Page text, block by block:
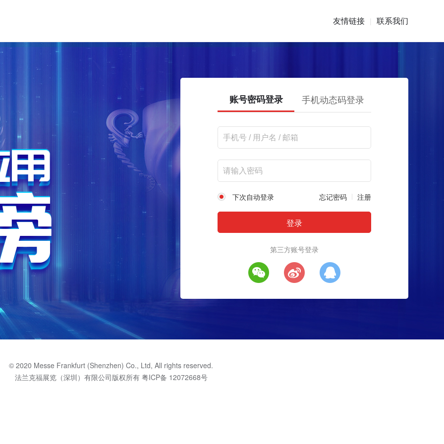
友情链接 | 联系我们
账号密码登录 手机动态码登录
下次自动登录 忘记密码 注册
第三方账号登录
© 2020 Messe Frankfurt (Shenzhen) Co., Ltd, All rights reserved.
法兰克福展览（深圳）有限公司版权所有 粤ICP备 12072668号